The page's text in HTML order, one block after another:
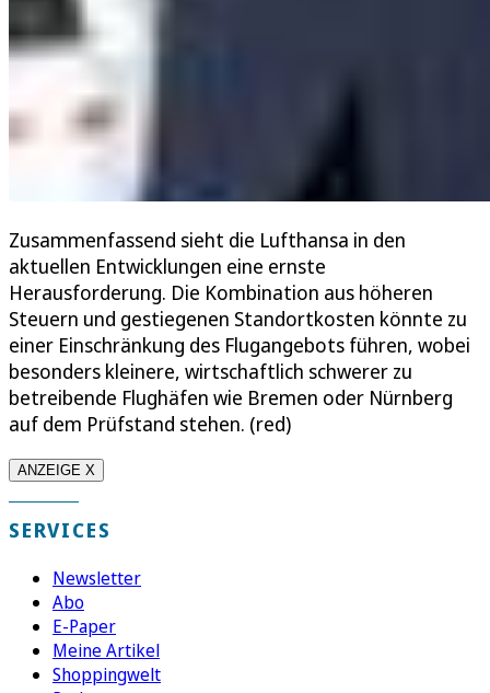
Zusammenfassend sieht die Lufthansa in den
aktuellen Entwicklungen eine ernste
Herausforderung. Die Kombination aus höheren
Steuern und gestiegenen Standortkosten könnte zu
einer Einschränkung des Flugangebots führen, wobei
besonders kleinere, wirtschaftlich schwerer zu
betreibende Flughäfen wie Bremen oder Nürnberg
auf dem Prüfstand stehen. (red)
ANZEIGE X
SERVICES
Newsletter
Abo
E-Paper
Meine Artikel
Shoppingwelt